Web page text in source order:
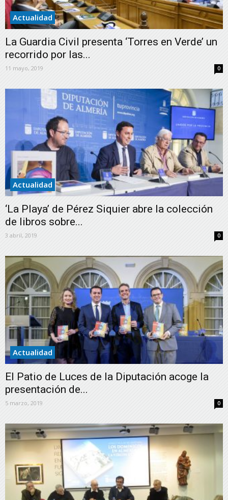
Actualidad
La Guardia Civil presenta ‘Torres en Verde’ un
recorrido por las...
11 mayo, 2019 0
Actualidad
‘La Playa’ de Pérez Siquier abre la colección
de libros sobre...
3 abril, 2019 0
Actualidad
El Patio de Luces de la Diputación acoge la
presentación de...
5 marzo, 2019 0